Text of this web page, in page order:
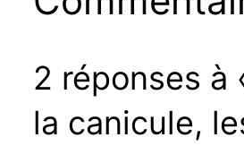
2 réponses à
la canicule,